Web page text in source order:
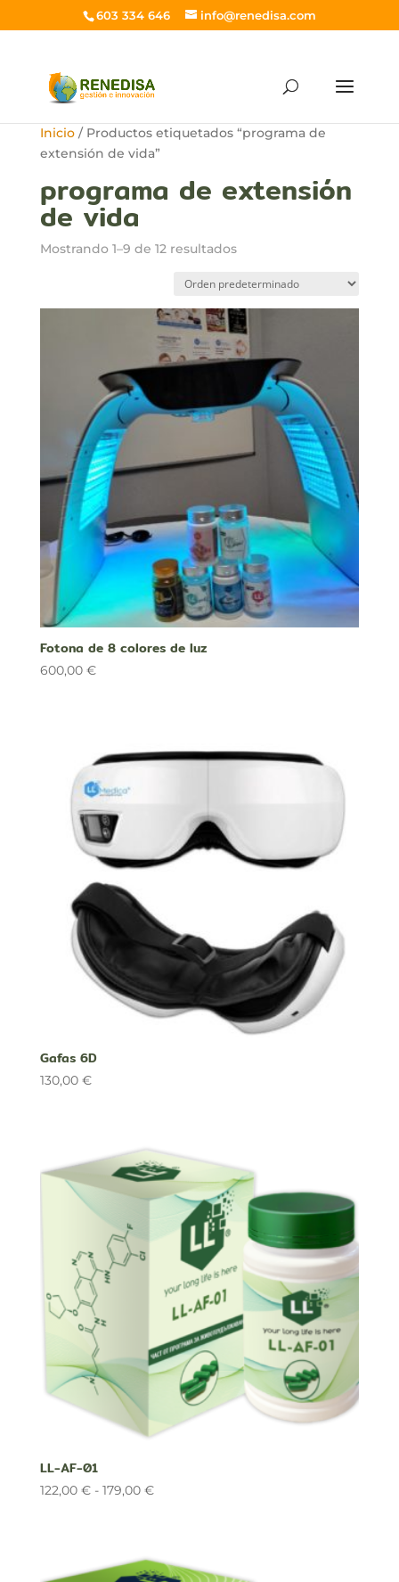
603 334 646 info@renedisa.com
Inicio/ Productos etiquetados “programa de
extensión de vida”
programa de extensión
de vida
Mostrando 1–9 de 12 resultados
Fotona de 8 colores de luz
600,00 €
Gafas 6D
130,00 €
LL-AF-01
122,00 € - 179,00 €Rango
122,00 €